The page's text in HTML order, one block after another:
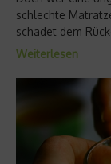
schlechte
schadet dem
Weiterlesen